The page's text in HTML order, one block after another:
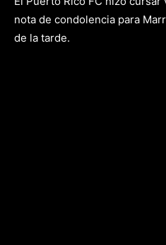
nota de condolencia para
de la tarde.